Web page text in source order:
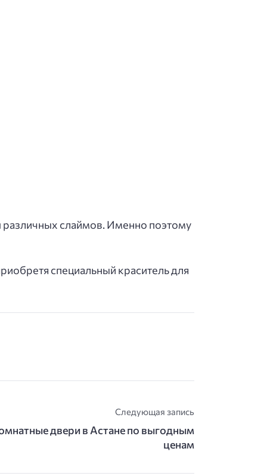
различных слаймов. Именно поэтому
специальный краситель для
Следующая запись
двери в Астане по выгодным
ценам